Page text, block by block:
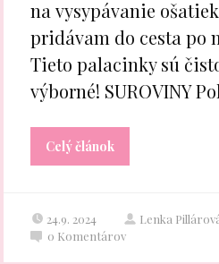
na vysypávanie
pridávam do cesta po
Tieto palacinky sú
výborné! SUROVINY
Celý článok
24.9. 2024 Lenka
0 Komentárov